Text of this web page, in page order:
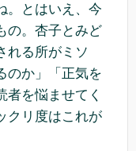
。とはいえ、今
の。杏子とみど
れる所がミソ
のか」「正気を
者を悩ませてく
クリ度はこれが